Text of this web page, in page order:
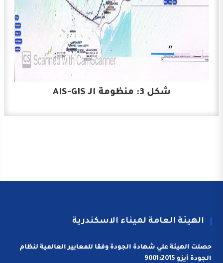
شكل 3: منظومة الـ AIS-GIS
الهيئة العامة لميناء الاسكندرية
حصلت الهيئة علي شهادة الجودة وفقا للمعايير العالمية لنظام
الجودة أيزو 9001:2015